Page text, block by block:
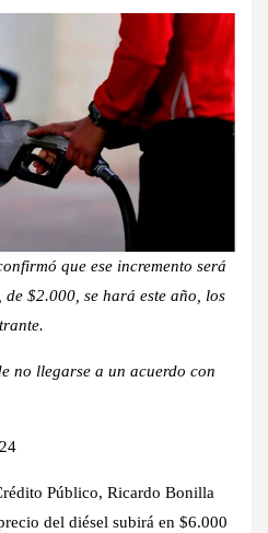
que ese incremento será
$2.000, se hará este año, los
no llegarse a un acuerdo con
Público, Ricardo Bonilla
del diésel subirá en $6.000